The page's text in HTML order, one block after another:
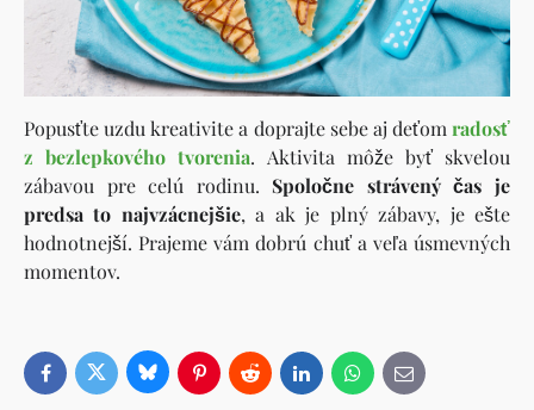
Popusťte uzdu kreativite a doprajte sebe aj deťomradosť
z bezlepkového tvorenia. Aktivita môže byť skvelou
zábavou pre celú rodinu.Spoločne strávený čas je
predsa to najvzácnejšie, a ak je plný zábavy, je ešte
hodnotnejší. Prajeme vám dobrú chuť a veľa úsmevných
momentov.
FacebookTwitterBlueskyPinterestReddit LinkedInWhatsApp
E-
mail